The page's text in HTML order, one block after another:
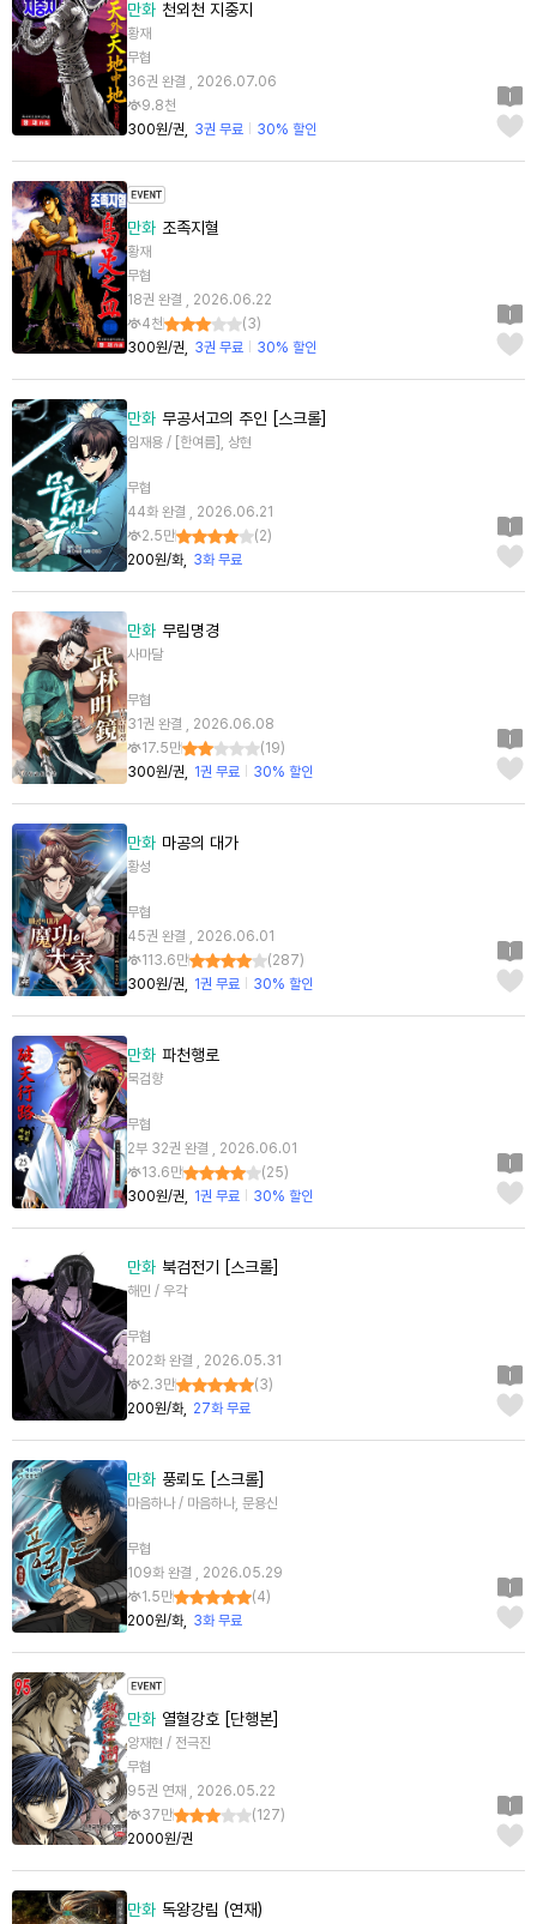
만화 천외천 지중지
황재
무협
36권 완결 , 2026.07.06
9.8천
300원/권
3권 무료 30% 할인
만화 조족지혈
황재
무협
18권 완결 , 2026.06.22
4천
(3)
300원/권
3권 무료 30% 할인
만화 무공서고의 주인 [스크롤]
임재용 / [한여름], 상현
무협
44화 완결 , 2026.06.21
2.5만
(2)
200원/화
3화 무료
만화 무림명경
사마달
무협
31권 완결 , 2026.06.08
17.5만
(19)
300원/권
1권 무료 30% 할인
만화 마공의 대가
황성
무협
45권 완결 , 2026.06.01
113.6만
(287)
300원/권
1권 무료 30% 할인
만화 파천행로
묵검향
무협
2부 32권 완결 , 2026.06.01
13.6만
(25)
300원/권
1권 무료 30% 할인
만화 북검전기 [스크롤]
해민 / 우각
무협
202화 완결 , 2026.05.31
2.3만
(3)
200원/화
27화 무료
만화 풍뢰도 [스크롤]
마음하나 / 마음하나, 문용신
무협
109화 완결 , 2026.05.29
1.5만
(4)
200원/화
3화 무료
만화 열혈강호 [단행본]
양재현 / 전극진
무협
95권 연재 , 2026.05.22
37만
(127)
2000원/권
만화 독왕강림 (연재)